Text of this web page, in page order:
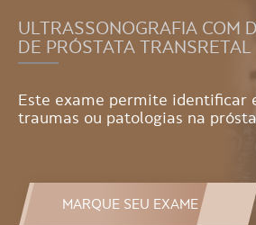
ULTRASSONOGRAFIA COM
DE PRÓSTATA TRANSRETAL
Este exame permite identificar
traumas ou patologias na
MARQUE SEU EXAME